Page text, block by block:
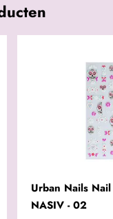
Urban Nails
NASIV - 02